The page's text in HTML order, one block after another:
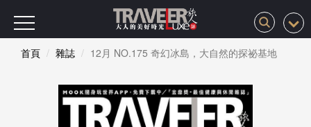
首頁 雜誌 12月 NO.175 奇幻冰島，大自然的探祕基地